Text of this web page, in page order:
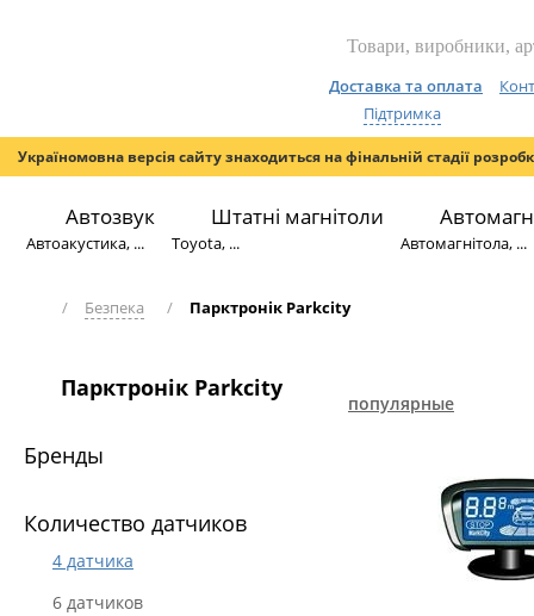
Доставка та оплата
Підтримка
Україномовна версія сайту знаходиться на фінальній стадії
Автозвук
Автоакустика, ...
Штатні магнітоли
Toyota, ... Автомагнітола, ...
/ Безпека / Парктронік Parkcity
Парктронік Parkcity
Бренды
Количество датчиков
4 датчика
6 датчиков
популярные